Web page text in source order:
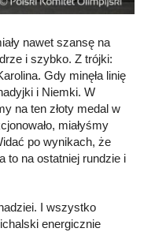
nawet szansę na
i szybko. Z trójki:
Gdy minęła linię
i Niemki. W
na ten złoty medal w
miałyśmy
po wynikach, że
to na ostatniej rundzie i
I wszystko
energicznie